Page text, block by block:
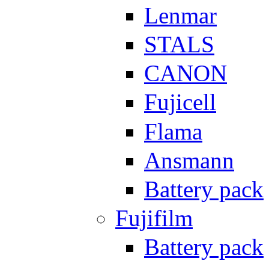
Lenmar
STALS
CANON
Fujicell
Flama
Ansmann
Battery pack
Fujifilm
Battery pack